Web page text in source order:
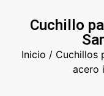
Cuchillo
Inicio / Cuchillos
acero